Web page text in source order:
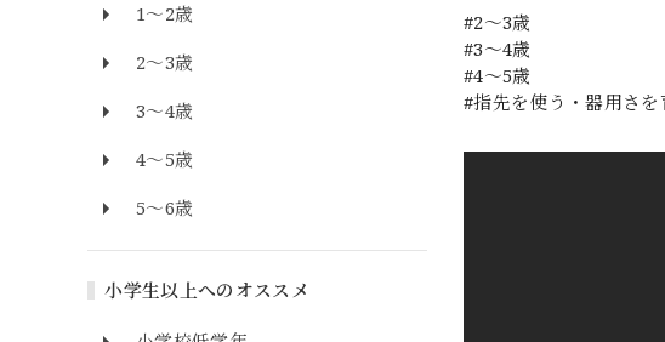
1～2歳
2～3歳
3～4歳
4～5歳
5～6歳
小学生以上へのオススメ
#2〜3歳
#3〜4歳
#4〜5歳
#指先を使う・器用さ